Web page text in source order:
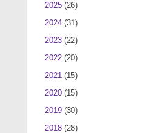
2025(26)
2024(31)
2023(22)
2022(20)
2021(15)
2020(15)
2019(30)
2018(28)